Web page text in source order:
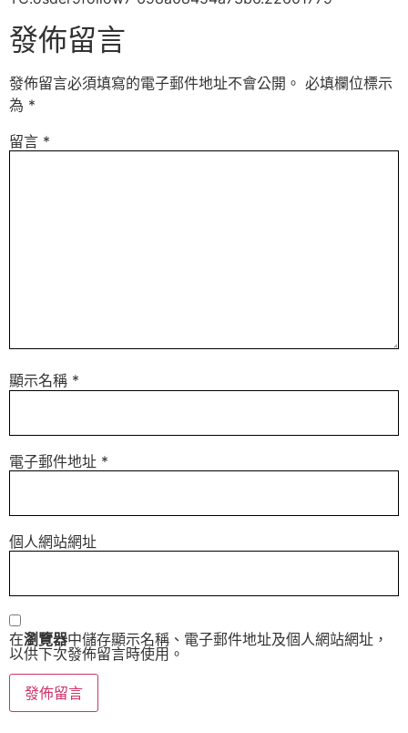
發佈留言
發佈留言必須填寫的電子郵件地址不會公開。 必填欄位標示
為 *
留言 *
顯示名稱 *
電子郵件地址 *
個人網站網址
在瀏覽器中儲存顯示名稱、電子郵件地址及個人網站網址，
以供下次發佈留言時使用。